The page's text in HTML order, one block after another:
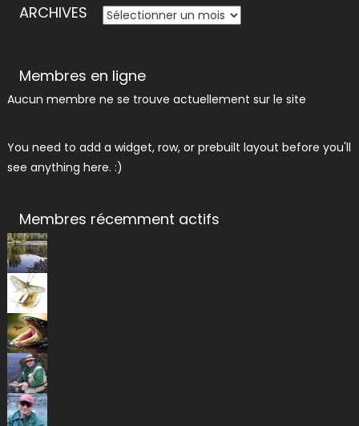
ARCHIVES ARCHIVES
Membres en ligne
Aucun membre ne se trouve actuellement sur le site
You need to add a widget, row, or prebuilt layout before you'll
see anything here. :)
Membres récemment actifs